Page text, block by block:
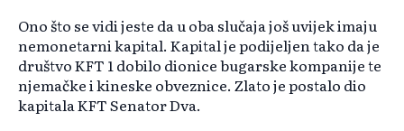
Ono što se vidi jeste da u oba slučaja još uvijek imaju
nemonetarni kapital. Kapital je podijeljen tako da je
društvo KFT 1 dobilo dionice bugarske kompanije te
njemačke i kineske obveznice. Zlato je postalo dio
kapitala KFT Senator Dva.